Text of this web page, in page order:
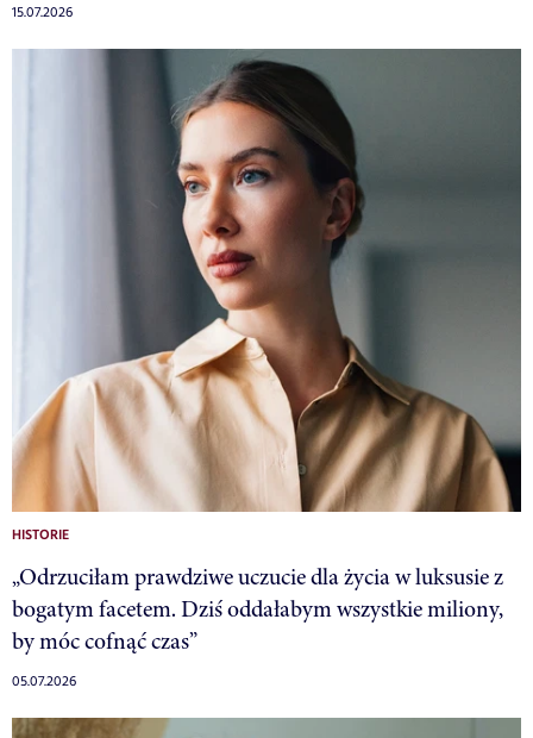
15.07.2026
HISTORIE
„Odrzuciłam prawdziwe uczucie dla życia w luksusie z
bogatym facetem. Dziś oddałabym wszystkie miliony,
by móc cofnąć czas”
05.07.2026